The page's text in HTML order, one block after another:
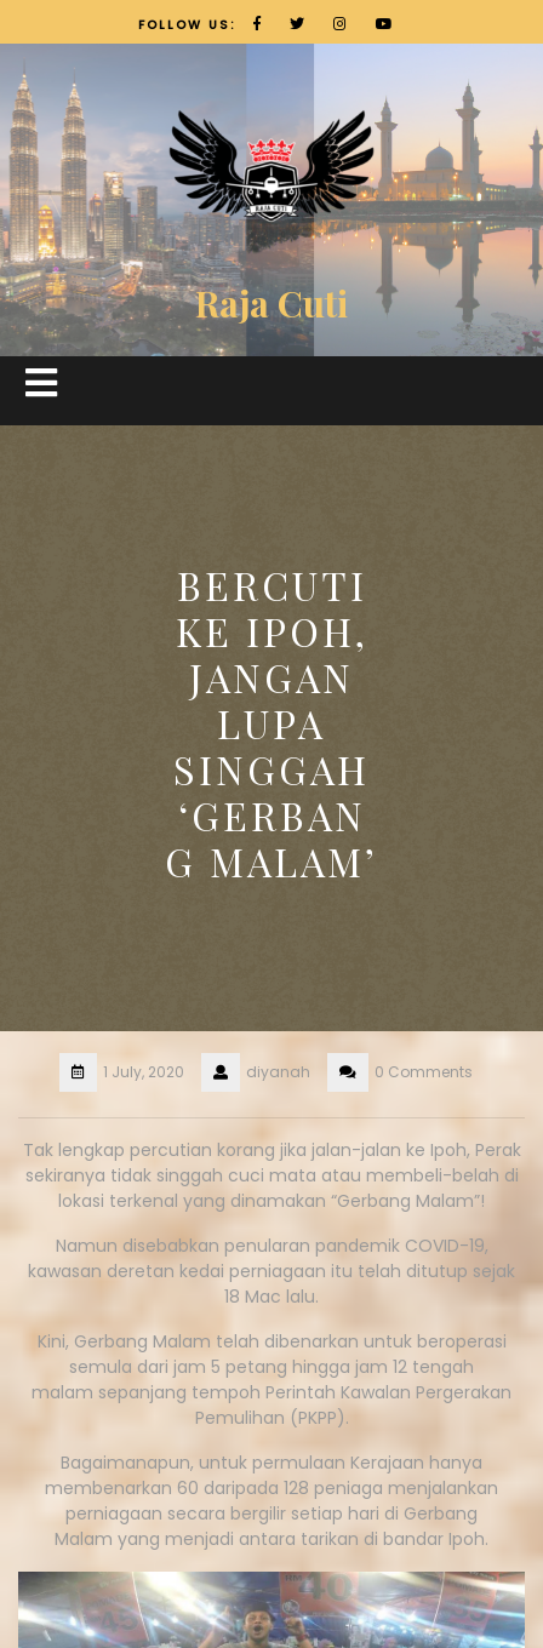
FOLLOW US:
Raja Cuti
BERCUTI
KE IPOH,
JANGAN
LUPA
SINGGAH
‘GERBAN
G MALAM’
1 July, 2020 diyanah 0 Comments
Tak lengkap percutian korang jika jalan-jalan ke Ipoh, Perak
sekiranya tidak singgah cuci mata atau membeli-belah di
lokasi terkenal yang dinamakan “Gerbang Malam”!
Namun disebabkan penularan pandemik COVID-19,
kawasan deretan kedai perniagaan itu telah ditutup sejak
18 Mac lalu.
Kini, Gerbang Malam telah dibenarkan untuk beroperasi
semula dari jam 5 petang hingga jam 12 tengah
malam sepanjang tempoh Perintah Kawalan Pergerakan
Pemulihan (PKPP).
Bagaimanapun, untuk permulaan Kerajaan hanya
membenarkan 60 daripada 128 peniaga menjalankan
perniagaan secara bergilir setiap hari di Gerbang
Malam yang menjadi antara tarikan di bandar Ipoh.